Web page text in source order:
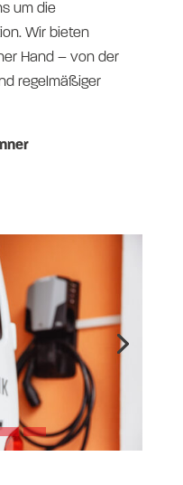
um die
Wir bieten
Hand – von der
regelmäßiger